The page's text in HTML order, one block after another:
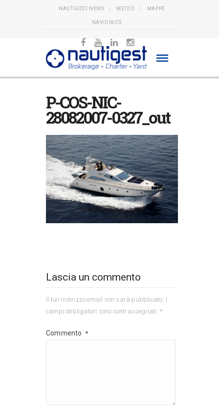
NAUTIGEST NEWS METEO MAPPE
NAVIONICS
P-COS-NIC-
28082007-0327_out
Lascia un commento
Il tuo indirizzo email non sarà pubblicato. I
campi obbligatori sono contrassegnati *
Commento *